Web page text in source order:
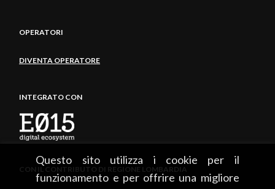
Questo sito utilizza i cookie per il
funzionamento e per offrire una migliore
OPERATORI
DIVENTA OPERATORE
INTEGRATO CON
CON IL CONTRIBUTO DI REGIONE LOMBARDIA